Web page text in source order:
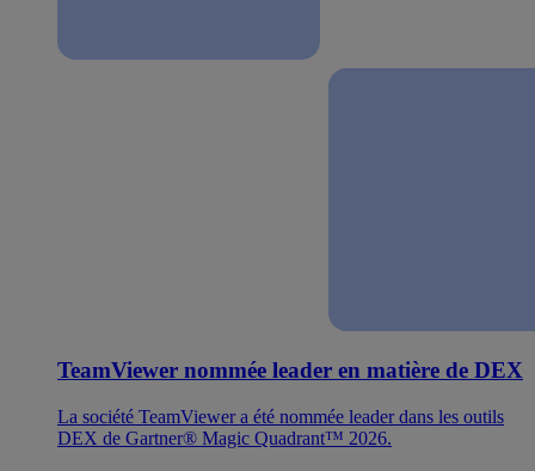
TeamViewer nommée leader en matière de DEX
La société TeamViewer a été nommée leader dans les outils
DEX de Gartner® Magic Quadrant™ 2026.